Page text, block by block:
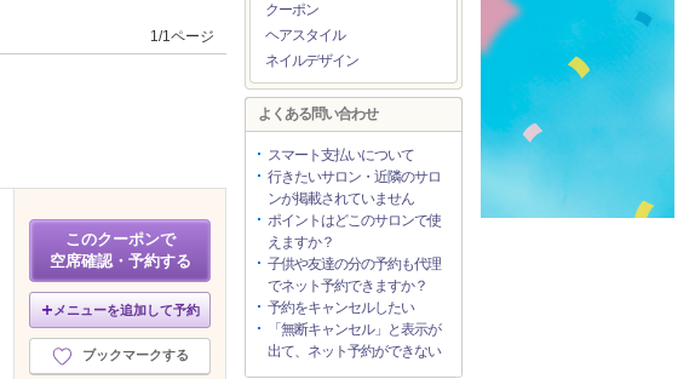
1/1ページ
このクーポンで
空席確認・予約する
メニューを追加して予約
ブックマークする
クーポン
ヘアスタイル
ネイルデザイン
よくある問い合わせ
スマート支払いについて
行きたいサロン・近隣のサロ
ンが掲載されていません
ポイントはどこのサロンで使
えますか？
子供や友達の分の予約も代理
でネット予約できますか？
予約をキャンセルしたい
「無断キャンセル」と表示が
出て、ネット予約ができない